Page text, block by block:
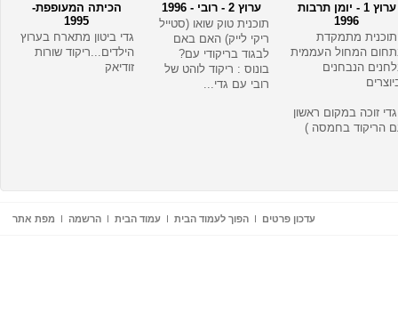
ערוץ 1 - יומן תרבות
1996
מתמקדת
המחול העממית
הנבחנים
זוכה במקום ראשון
הריקוד בחמסה )
ערוץ 2 - רובי - 1996
תוכנית טוק שואו (סטייל
ריקי לייק) האם באם
לבגוד בריקודי עם?
בונוס : ריקוד לוהט של
רובי עם גדי...
הכיתה המעופפת-
1995
גדי ביטון מתארח בערוץ
הילדים...ריקוד שורות
זודיאק
עדכון פרטים הפוך לעמוד הבית עמוד הבית הרשמה מפת אתר